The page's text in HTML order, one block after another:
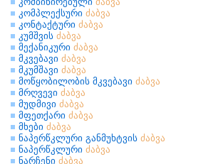
კომპლექსური ძაბვა
კონტაქტური ძაბვა
კუმშვის ძაბვა
მექანიკური ძაბვა
მკვებავი ძაბვა
მკუმშავი ძაბვა
მოწყობილობის მკვებავი ძაბვა
მრღვევი ძაბვა
მუდმივი ძაბვა
მფეთქარი ძაბვა
მხები ძაბვა
ნაპერწკლური განმუხტვის ძაბვა
ნაპერწკლური ძაბვა
ნარჩენი ძაბვა